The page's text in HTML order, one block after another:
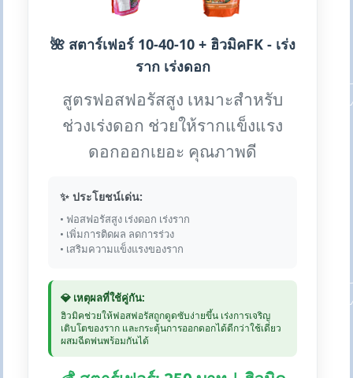
🌺 สตาร์เฟอร์ 10-40-10 + ฮิวมิคFK - เร่ง
ราก เร่งดอก
สูตรฟอสฟอรัสสูง เหมาะสำหรับ
ช่วงเร่งดอก ช่วยให้รากแข็งแรง
ดอกออกเยอะ คุณภาพดี
✨ ประโยชน์เด่น:
• ฟอสฟอรัสสูง เร่งดอก เร่งราก
• เพิ่มการติดผล ลดการร่วง
• เสริมความแข็งแรงของราก
💎 เหตุผลที่ใช้คู่กัน:
ฮิวมิคช่วยให้ฟอสฟอรัสถูกดูดซับง่ายขึ้น เร่งการเจริญ
เติบโตของราก และกระตุ้นการออกดอกได้ดีกว่าใช้เดี่ยว
ผสมฉีดพ่นพร้อมกันได้